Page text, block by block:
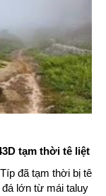
tạm thời tê liệt
đã tạm thời bị tê
lớn từ mái taluy